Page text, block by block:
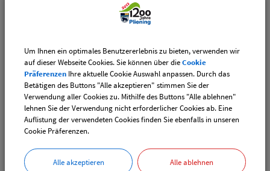
Vereinsangebote speziell für junge Leute
Diese Vereine bieten Veranstaltungen speziell für junge
Downloads
Den gewählten Termin als VCS-Kalenderdatei
downloaden
Den gewählten Termin als iCal-Kalenderdatei
downloaden
Um Ihnen ein optimales Benutzererlebnis zu bieten, verwenden wir
auf dieser Webseite Cookies. Sie können über dieCookie
Präferenzen Ihre aktuelle Cookie Auswahl anpassen. Durch das
Betätigen des Buttons "Alle akzeptieren" stimmen Sie der
Verwendung aller Cookies zu. Mithilfe des Buttons "Alle ablehnen"
lehnen Sie der Verwendung nicht erforderlicher Cookies ab. Eine
Auflistung der verwendeten Cookies finden Sie ebenfalls in unseren
Cookie Präferenzen.
Alle akzeptieren Alle ablehnen